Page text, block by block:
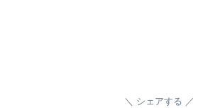
シェアする